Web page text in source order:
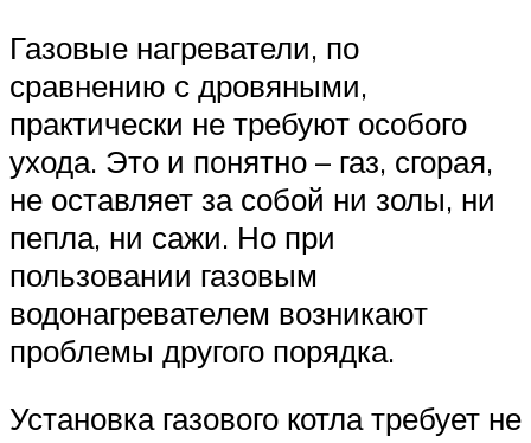
Газовые нагреватели, по
сравнению с дровяными,
практически не требуют особого
ухода. Это и понятно – газ, сгорая,
не оставляет за собой ни золы, ни
пепла, ни сажи. Но при
пользовании газовым
водонагревателем возникают
проблемы другого порядка.
Установка газового котла требует не